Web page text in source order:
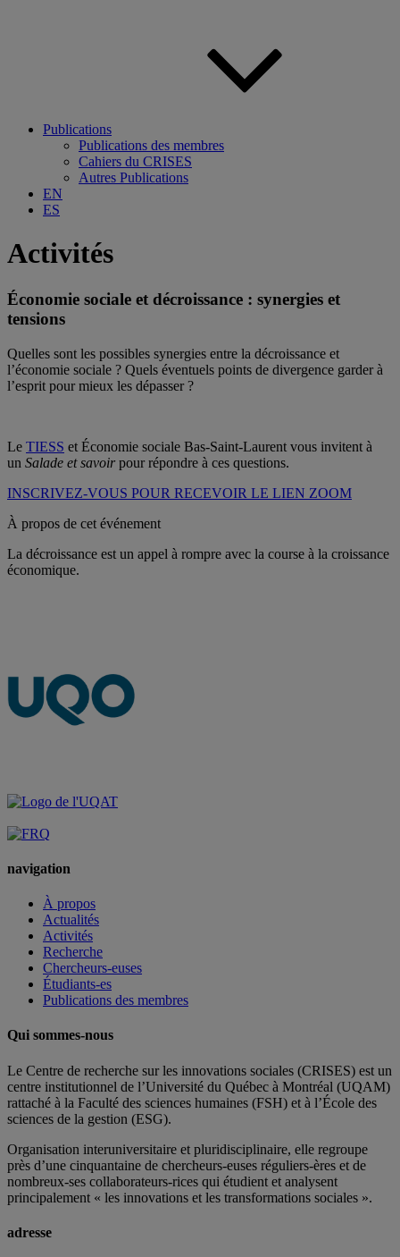
Publications
Publications des membres
Cahiers du CRISES
Autres Publications
EN
ES
Activités
Économie sociale et décroissance : synergies et
tensions
Quelles sont les possibles synergies entre la décroissance et
l’économie sociale ? Quels éventuels points de divergence garder à
l’esprit pour mieux les dépasser ?
Le TIESS et Économie sociale Bas-Saint-Laurent vous invitent à
un Salade et savoirpour répondre à ces questions.
INSCRIVEZ-VOUS POUR RECEVOIR LE LIEN ZOOM
À propos de cet événement
La décroissance est un appel à rompre avec la course à la croissance
économique.
navigation
À propos
Actualités
Activités
Recherche
Chercheurs-euses
Étudiants-es
Publications des membres
Qui sommes-nous
Le Centre de recherche sur les innovations sociales (CRISES) est un
centre institutionnel de l’Université du Québec à Montréal (UQAM)
rattaché à la Faculté des sciences humaines (FSH) et à l’École des
sciences de la gestion (ESG).
Organisation interuniversitaire et pluridisciplinaire, elle regroupe
près d’une cinquantaine de chercheurs-euses réguliers-ères et de
nombreux-ses collaborateurs-rices qui étudient et analysent
principalement « les innovations et les transformations sociales ».
adresse